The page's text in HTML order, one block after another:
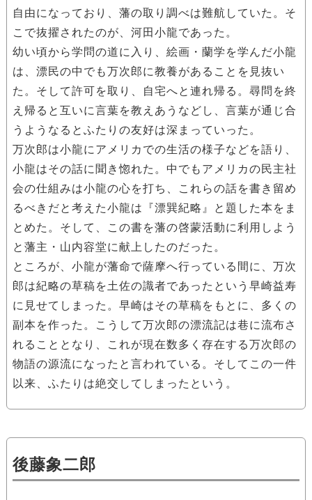
自由になっており、藩の取り調べは難航していた。そ
こで抜擢されたのが、河田小龍であった。
幼い頃から学問の道に入り、絵画・蘭学を学んだ小龍
は、漂民の中でも万次郎に教養があることを見抜い
た。そして許可を取り、自宅へと連れ帰る。尋問を終
え帰ると互いに言葉を教えあうなどし、言葉が通じ合
うようなるとふたりの友好は深まっていった。
万次郎は小龍にアメリカでの生活の様子などを語り、
小龍はその話に聞き惚れた。中でもアメリカの民主社
会の仕組みは小龍の心を打ち、これらの話を書き留め
るべきだと考えた小龍は『漂巽紀略』と題した本をま
とめた。そして、この書を藩の啓蒙活動に利用しよう
と藩主・山内容堂に献上したのだった。
ところが、小龍が藩命で薩摩へ行っている間に、万次
郎は紀略の草稿を土佐の識者であったという早崎益寿
に見せてしまった。早崎はその草稿をもとに、多くの
副本を作った。こうして万次郎の漂流記は巷に流布さ
れることとなり、これが現在数多く存在する万次郎の
物語の源流になったと言われている。そしてこの一件
以来、ふたりは絶交してしまったという。
後藤象二郎